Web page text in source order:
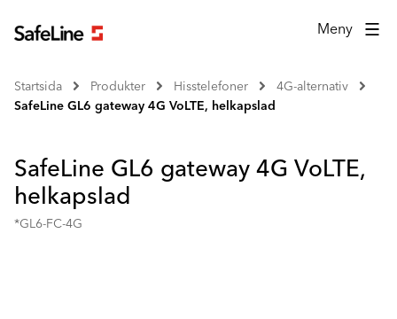
Meny
Startsida Produkter Hisstelefoner
4G-alternativ
SafeLine GL6 gateway 4G VoLTE, helkapslad
SafeLine GL6 gateway 4G VoLTE,
helkapslad
*GL6-FC-4G